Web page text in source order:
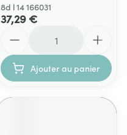
8d l 14 166031
37,29 €
Ajouter au panier